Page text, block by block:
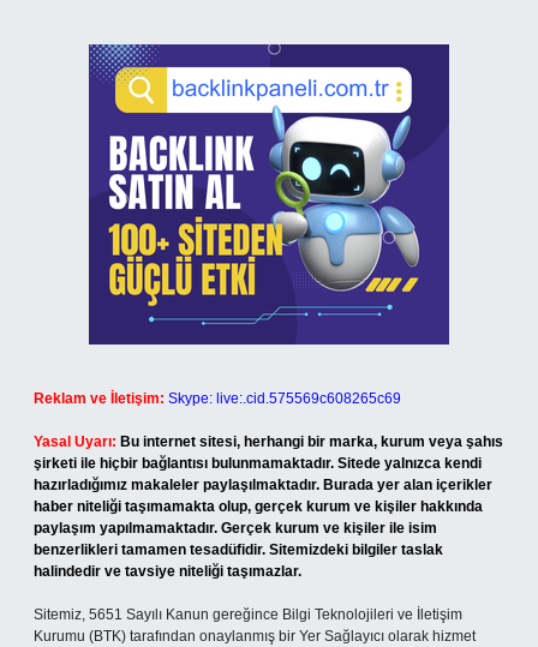
Reklam ve İletişim: Skype: live:.cid.575569c608265c69
Yasal Uyarı: Bu internet sitesi, herhangi bir marka, kurum veya şahıs
şirketi ile hiçbir bağlantısı bulunmamaktadır. Sitede yalnızca kendi
hazırladığımız makaleler paylaşılmaktadır. Burada yer alan içerikler
haber niteliği taşımamakta olup, gerçek kurum ve kişiler hakkında
paylaşım yapılmamaktadır. Gerçek kurum ve kişiler ile isim
benzerlikleri tamamen tesadüfidir. Sitemizdeki bilgiler taslak
halindedir ve tavsiye niteliği taşımazlar.
Sitemiz, 5651 Sayılı Kanun gereğince Bilgi Teknolojileri ve İletişim
Kurumu (BTK) tarafından onaylanmış bir Yer Sağlayıcı olarak hizmet